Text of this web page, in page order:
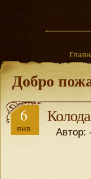
Добро
6
янв Автор: